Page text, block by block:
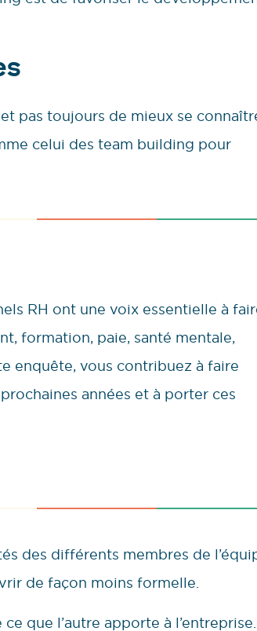
pas toujours de mieux se
celui des team building pour
RH ont une voix essentielle à
formation, paie, santé mentale,
enquête, vous contribuez à faire
années et à porter ces
des différents membres de
de façon moins formelle.
que l’autre apporte à l’entreprise.